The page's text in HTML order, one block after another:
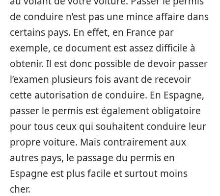
de conduire n’est pas une mince affaire dans
certains pays. En effet, en France par
exemple, ce document est assez difficile à
obtenir. Il est donc possible de devoir passer
l’examen plusieurs fois avant de recevoir
cette autorisation de conduire. En Espagne,
passer le permis est également obligatoire
pour tous ceux qui souhaitent conduire leur
propre voiture. Mais contrairement aux
autres pays, le passage du permis en
Espagne est plus facile et surtout moins
cher.